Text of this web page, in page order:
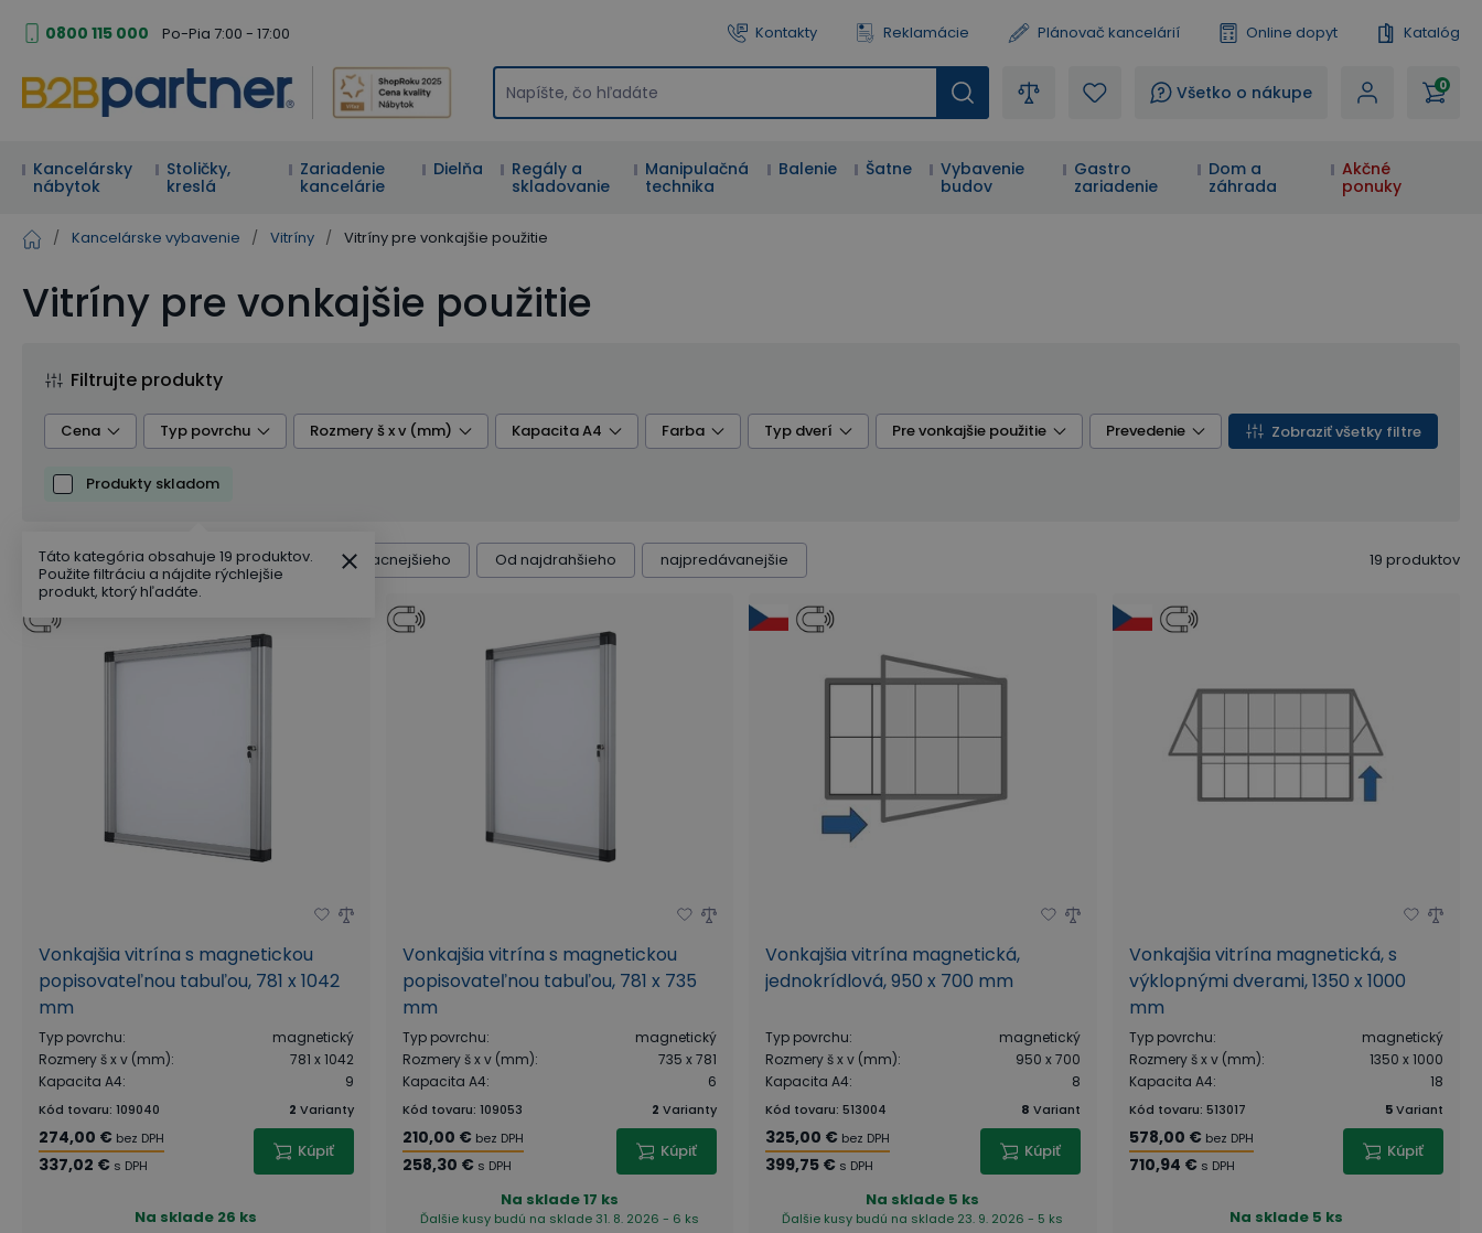
0800 115 000 Po-Pia 7:00 - 17:00 Kontakty Reklamácie Plánovač kancelárií Online dopyt Katalóg
? Všetko o nákupe 0
Kancelársky
nábytok
Stoličky,
kreslá
Zariadenie
kancelárie
Dielňa
Regály a
skladovanie
Manipulačná
technika
Balenie Šatne
Vybavenie
budov
Gastro
zariadenie
Dom a
záhrada
Akčné
ponuky
/ Kancelárske vybavenie / Vitríny / Vitríny pre vonkajšie použitie
Vitríny pre vonkajšie použitie
Filtrujte produkty
Cena Typ povrchu Rozmery š x v (mm) Kapacita A4 Farba Typ dverí Pre vonkajšie použitie Prevedenie Zobraziť všetky filtre
Produkty skladom
Radenie produktov Výchozí Od najlacnejšieho Od najdrahšieho najpredávanejšie 19 produktov
Vonkajšia vitrína s magnetickou
popisovateľnou tabuľou, 781 x 1042
mm
Typ povrchu:
magnetický
Rozmery š x v (mm):
781 x 1042
Kapacita A4: 9
Kód tovaru: 109040 2 Varianty
274,00 € bez DPH
337,02 € s DPH
Kúpiť
Na sklade 26 ks
Vonkajšia vitrína s magnetickou
popisovateľnou tabuľou, 781 x 735
mm
Typ povrchu:
magnetický
Rozmery š x v (mm):
735 x 781
Kapacita A4: 6
Kód tovaru: 109053 2 Varianty
210,00 € bez DPH
258,30 € s DPH
Kúpiť
Na sklade17 ks
Ďalšie kusy budú na sklade 31. 8. 2026 - 6 ks
Vonkajšia vitrína magnetická,
jednokrídlová, 950 x 700 mm
Typ povrchu:
magnetický
Rozmery š x v (mm):
950 x 700
Kapacita A4: 8
Kód tovaru: 513004 8 Variant
325,00 € bez DPH
399,75 € s DPH
Kúpiť
Na sklade 5 ks
Ďalšie kusy budú na sklade 23. 9. 2026 - 5 ks
Vonkajšia vitrína magnetická, s
výklopnými dverami, 1350 x 1000
mm
Typ povrchu:
magnetický
Rozmery š x v (mm):
1350 x 1000
Kapacita A4: 18
Kód tovaru: 513017 5Variant
578,00 € bez DPH
710,94 € s DPH
Kúpiť
Na sklade 5 ks
Táto kategória obsahuje 19 produktov.
Použite filtráciu a nájdite rýchlejšie
produkt, ktorý hľadáte.